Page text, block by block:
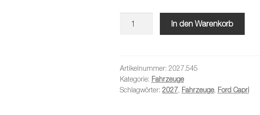
In den Warenkorb
Artikelnummer: 2027.545
Kategorie: Fahrzeuge
Schlagwörter: 2027, Fahrzeuge, Ford Capri